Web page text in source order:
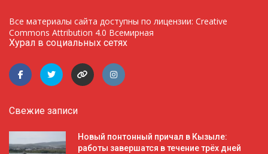
Все материалы сайта доступны по лицензии: Creative
Commons Attribution 4.0 Всемирная
Хурал в социальных сетях
Свежие записи
Новый понтонный причал в Кызыле:
работы завершатся в течение трёх дней